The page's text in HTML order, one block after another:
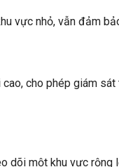
vực nhỏ, vẫn đảm
cho phép giám
dõi một khu vực